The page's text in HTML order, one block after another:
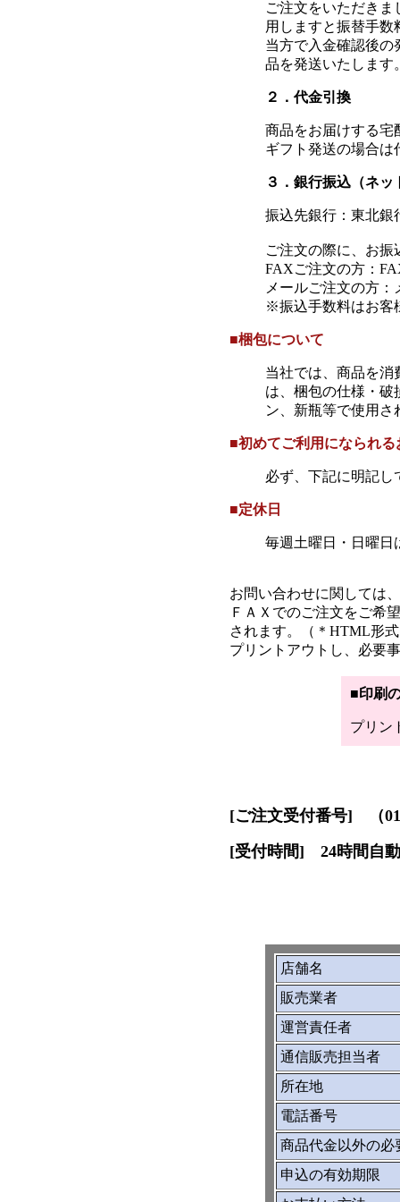
ご注文をいただき
用しますと振替手数
当方で入金確認後の
品を発送いたします
２．代金引換
商品をお届けする宅
ギフト発送の場合は
３．銀行振込（ネッ
振込先銀行：東北銀
ご注文の際に、お
FAXご注文の方：
メールご注文の方
※振込手数料はお客
■梱包について
当社では、商品を消
は、梱包の仕様・破
ン、新瓶等で使用
■初めてご利用になられる
必ず、下記に明記し
■定休日
毎週土曜日・日曜日
お問い合わせに関しては
ＦＡＸでのご注文をご希
されます。（＊HTML形
プリントアウトし、必要
■印刷
プリン
[ご注文受付番号] （
[受付時間] 24時間自
店舗名
販売業者
運営責任者
通信販売担当者
所在地
電話番号
商品代金以外の必
申込の有効期限